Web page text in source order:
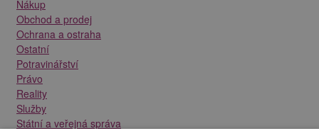
Nákup
Obchod a prodej
Ochrana a ostraha
Ostatní
Potravinářství
Právo
Reality
Služby
Státní a veřejná správa